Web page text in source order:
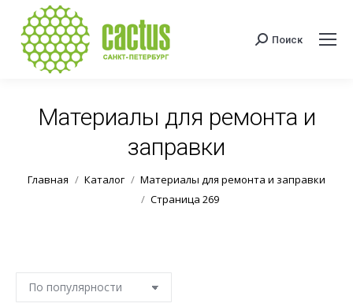
Поиск:
Поиск
Материалы для ремонта и
заправки
Вы здесь:
Главная Каталог
Материалы для ремонта и заправки
Страница 269